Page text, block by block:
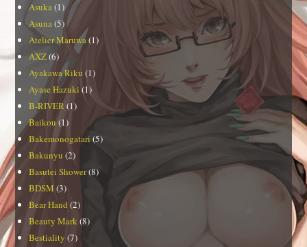
Asuka(1)
Asuna(5)
Atelier Maruwa(1)
AXZ(6)
Ayakawa Riku (1)
Ayase Hazuki (1)
B-RIVER(1)
Baikou(1)
Bakemonogatari (5)
Bakunyu (2)
Basutei Shower(8)
BDSM (3)
Bear Hand (2)
Beauty Mark (8)
Bestiality (7)